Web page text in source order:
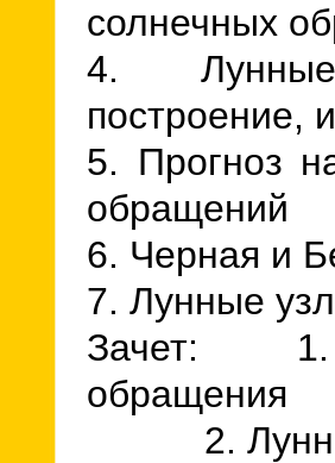
солнечных
4.
построение,
5. Прогноз
обращений
6. Черная и
7. Лунные
Зачет:
2.